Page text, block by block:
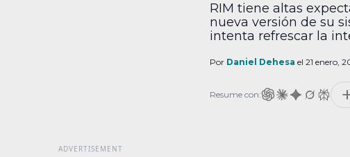
RIM tiene altas
nueva versión de su
intenta refrescar la
director general
ser así, considera
dedicarse […]
Por Daniel Dehesa el 21 enero,
Resume con: